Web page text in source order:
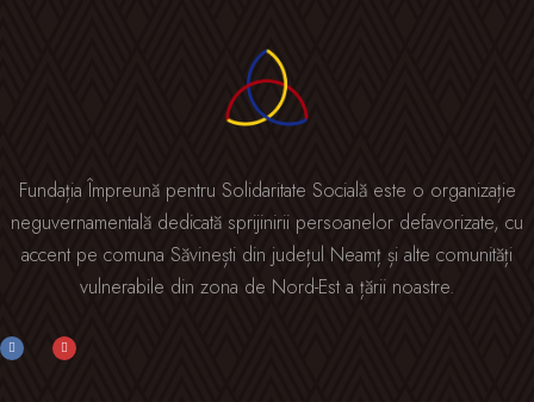
Fundația Împreună pentru Solidaritate Socială este o organizație
neguvernamentală dedicată sprijinirii persoanelor defavorizate, cu
accent pe comuna Săvinești din județul Neamț și alte comunități
vulnerabile din zona de Nord-Est a țării noastre.